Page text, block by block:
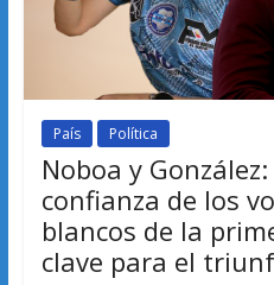
País Política
Noboa y
confianza de los
blancos de la
clave para el